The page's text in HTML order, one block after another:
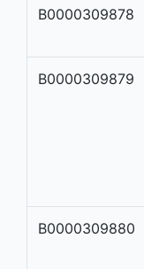
B0000309878
B0000309879
B0000309880